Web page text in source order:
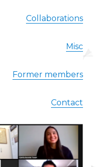
Collaborations
Misc
Former members
Contact